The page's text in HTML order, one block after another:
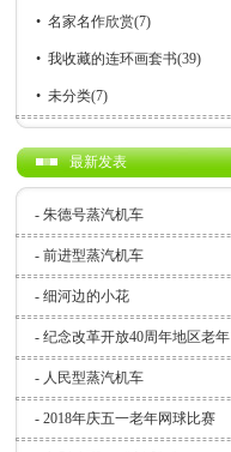
• 名家名作欣赏(7)
• 我收藏的连环画套书(39)
• 未分类(7)
最新发表
- 朱德号蒸汽机车
- 前进型蒸汽机车
- 细河边的小花
- 纪念改革开放40周年地区老年
- 人民型蒸汽机车
- 2018年庆五一老年网球比赛